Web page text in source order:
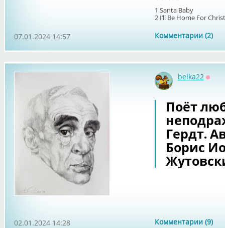
1 Santa Baby
2 I’ll Be Home For
Комментарии (2)
07.01.2024 14:57
belka22
Поёт
Гердт.
Борис
Комментарии (9)
02.01.2024 14:28